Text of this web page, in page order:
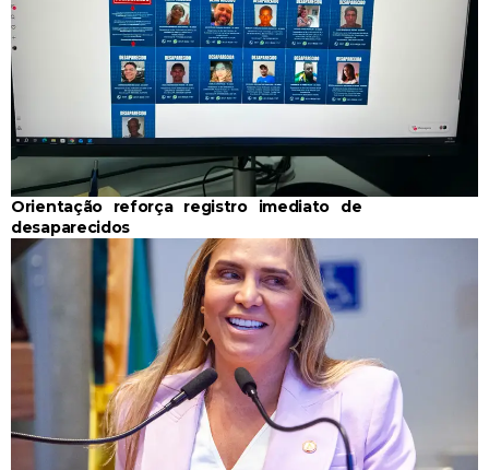
Orientação reforça registro imediato de
desaparecidos